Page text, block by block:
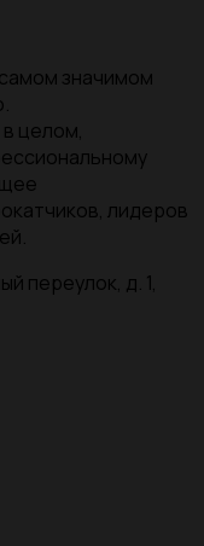
значимом
целом,
лидеров
переулок, д. 1,